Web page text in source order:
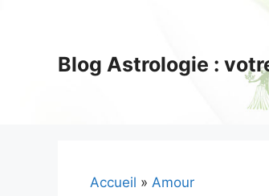
Blog Astrologie :
Accueil » Amour